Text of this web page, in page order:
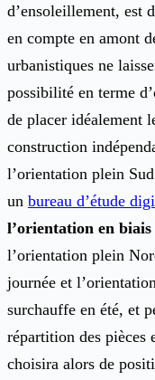
d’ensoleillement, est
en compte en amont
urbanistiques ne
possibilité en terme
de placer idéalement
construction
l’orientation plein
un bureau d’étude
l’orientation en
l’orientation plein
journée et
surchauffe en été, et
répartition des pièces
choisira alors de